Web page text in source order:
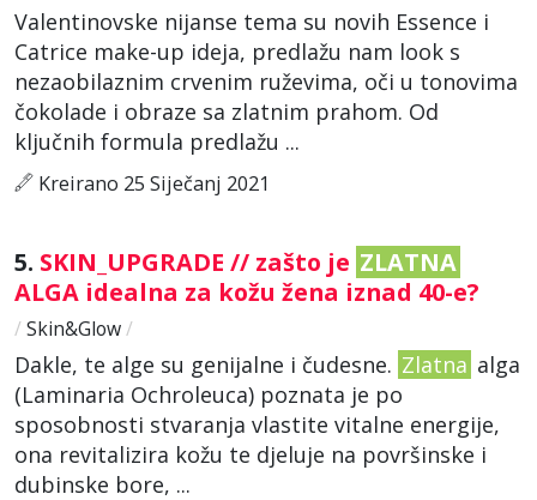
Valentinovske nijanse tema su novih Essence i
Catrice make-up ideja, predlažu nam look s
nezaobilaznim crvenim ruževima, oči u tonovima
čokolade i obraze sa zlatnim prahom. Od
ključnih formula predlažu ...
Kreirano 25 Siječanj 2021
5. SKIN_UPGRADE // zašto je ZLATNA
ALGA idealna za kožu žena iznad 40-e?
/ Skin&Glow/
Dakle, te alge su genijalne i čudesne. Zlatna alga
(Laminaria Ochroleuca) poznata je po
sposobnosti stvaranja vlastite vitalne energije,
ona revitalizira kožu te djeluje na površinske i
dubinske bore, ...